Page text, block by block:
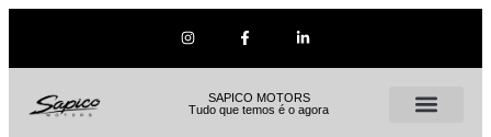
SAPICO MOTORS
Tudo que temos é o agora